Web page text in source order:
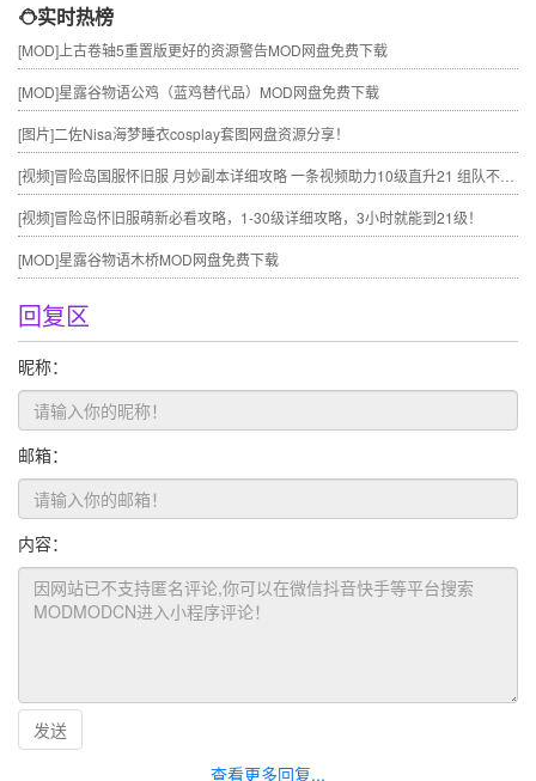
实时热榜
[MOD] 上古卷轴5重置版更好的资源警告MOD网盘免费下载
[MOD]星露谷物语公鸡（蓝鸡替代品）MOD网盘免费下载
[图片]二佐Nisa海梦睡衣cosplay套图网盘资源分享！
[视频]冒险岛国服怀旧服 月妙副本详细攻略 一条视频助力10级直升21 组队不求人
[视频]冒险岛怀旧服萌新必看攻略，1-30级详细攻略，3小时就能到21级！
[MOD]星露谷物语木桥MOD网盘免费下载
回复区
昵称：
邮箱：
内容：
发送
查看更多回复...